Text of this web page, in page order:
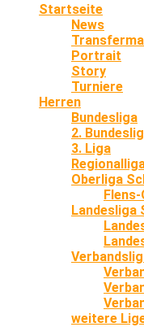
Startseite
News
Portrait
Story
Turniere
Herren
Bundesliga
2.
3. Liga
Oberliga
Landesliga
weitere